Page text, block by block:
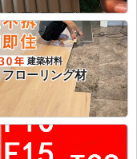
建築材料
フローリング材